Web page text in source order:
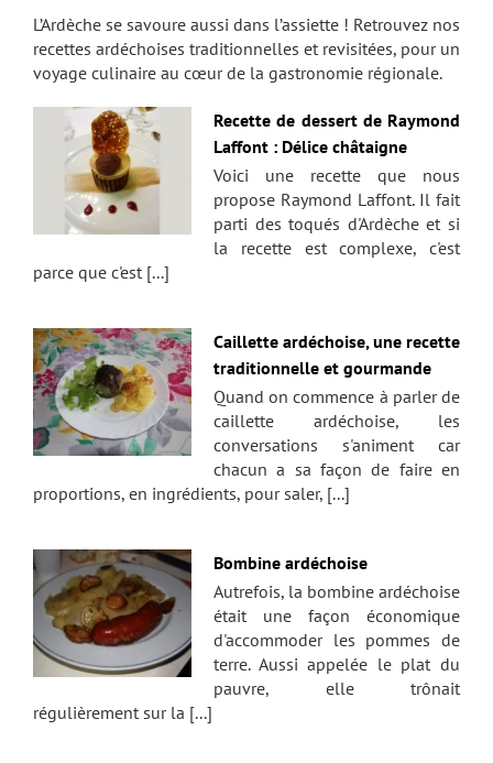
L’Ardèche se savoure aussi dans l’assiette ! Retrouvez nos
recettes ardéchoises traditionnelles et revisitées, pour un
voyage culinaire au cœur de la gastronomie régionale.
Recette de dessert de Raymond
Laffont : Délice châtaigne
Voici une recette que nous
propose Raymond Laffont. Il fait
parti des toqués d'Ardèche et si
la recette est complexe, c'est
parce que c'est [...]
Caillette ardéchoise, une recette
traditionnelle et gourmande
Quand on commence à parler de
caillette ardéchoise, les
conversations s'animent car
chacun a sa façon de faire en
proportions, en ingrédients, pour saler, [...]
Bombine ardéchoise
Autrefois, la bombine ardéchoise
était une façon économique
d'accommoder les pommes de
terre. Aussi appelée le plat du
pauvre, elle trônait
régulièrement sur la [...]